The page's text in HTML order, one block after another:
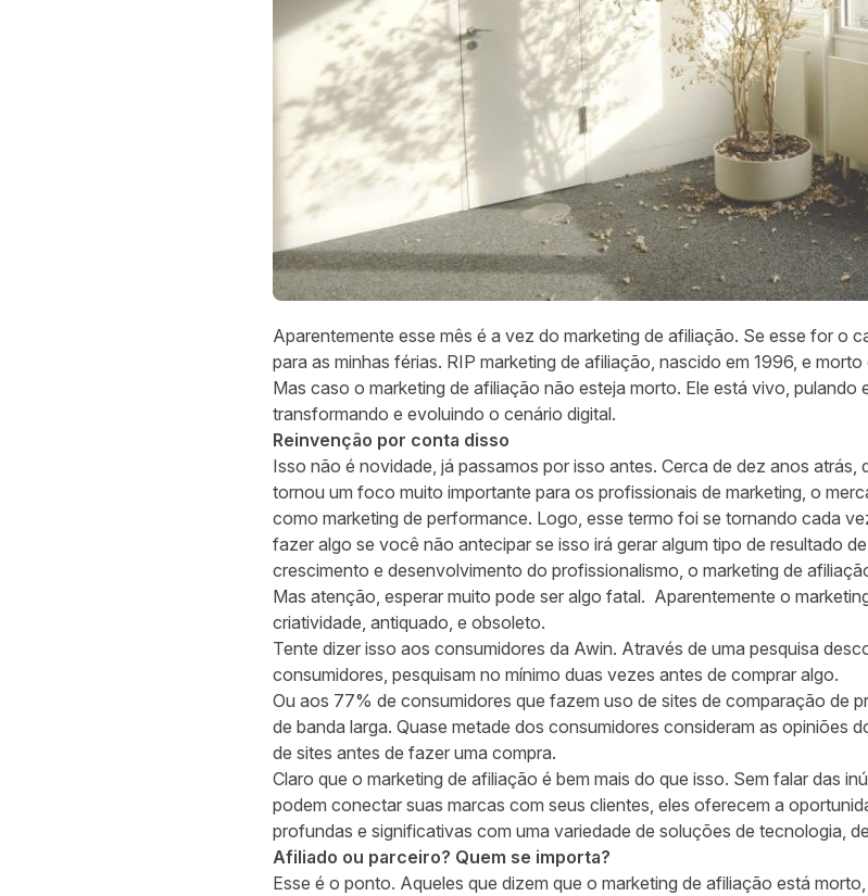
Aparentemente esse mês é a vez do marketing de afiliação. Se esse for o
para as minhas férias. RIP marketing de afiliação, nascido em 1996, e
Mas caso o marketing de afiliação não esteja morto. Ele está vivo, pulando
transformando e evoluindo o cenário digital.
Reinvenção por conta disso
Isso não é novidade, já passamos por isso antes. Cerca de dez anos
tornou um foco muito importante para os profissionais de marketing, o
como marketing de performance. Logo, esse termo foi se tornando cada
fazer algo se você não antecipar se isso irá gerar algum tipo de resultado
crescimento e desenvolvimento do profissionalismo, o marketing de
Mas atenção, esperar muito pode ser algo fatal. Aparentemente o
criatividade, antiquado, e obsoleto.
Tente dizer isso aos consumidores da Awin. Através de uma pesquisa
consumidores, pesquisam no mínimo duas vezes antes de comprar algo.
Ou aos 77% de consumidores que fazem uso de sites de comparação de
de banda larga. Quase metade dos consumidores consideram as opiniões
de sites antes de fazer uma compra.
Claro que o marketing de afiliação é bem mais do que isso. Sem falar das
podem conectar suas marcas com seus clientes, eles oferecem a
profundas e significativas com uma variedade de soluções de tecnologia,
Afiliado ou parceiro? Quem se importa?
Esse é o ponto. Aqueles que dizem que o marketing de afiliação está